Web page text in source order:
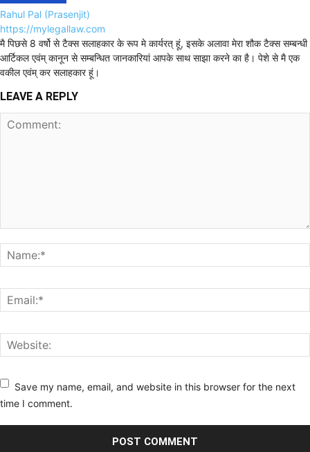
Rahul Pal (Prasenjit)
https://mylegallaw.com
मै पिछसे 8 वर्षो से टैक्स सलाहकार के रूप मे कार्यरत् हूं, इसके अलावा मेरा शौक टैक्स सम्बन्धी
आर्टिकल एवंम् कानून से सम्बन्धित जानकारियां आपके साथ साझा करने का है। पेशे से मै एक
वकील एवंम् कर सलाहकार हूं।
LEAVE A REPLY
Save my name, email, and website in this browser for the next
time I comment.